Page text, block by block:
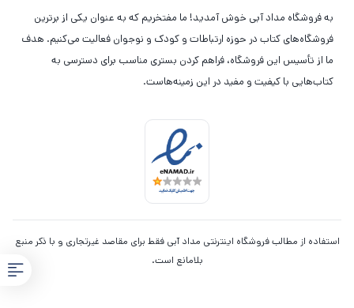
به فروشگاه مداد آبی خوش آمدید! ما مفتخریم که به عنوان یکی از برترین
فروشگاه‌های کتاب در حوزه ارتباطات و کودک و نوجوان فعالیت می‌کنیم. هدف
ما از تأسیس این فروشگاه، فراهم کردن بستری مناسب برای دسترسی به
کتاب‌هایی با کیفیت و مفید در این زمینه‌هاست.
استفاده از مطالب فروشگاه اینترنتی مداد آبی فقط برای مقاصد غیرتجاری و با ذکر منبع
بلامانع است.